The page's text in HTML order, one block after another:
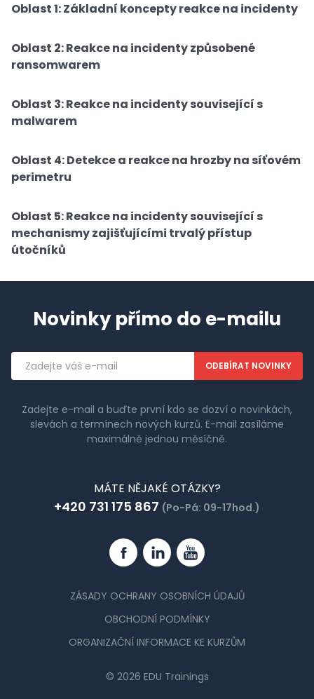
Oblast 1: Základní koncepty reakce na incidenty
Oblast 2: Reakce na incidenty způsobené
ransomwarem
Oblast 3: Reakce na incidenty související s
malwarem
Oblast 4: Detekce a reakce na hrozby na síťovém
perimetru
Oblast 5: Reakce na incidenty související s
mechanismy zajišťujícími trvalý přístup
útočníků
Novinky přímo do e-mailu
Emailová
adresa
Zadejte e-mail a buďte první kdo se dozví o novinkách,
slevách a termínech nových kurzů. E-mail zasíláme
maximálně jednou měsíčně.
MÁTE NĚJAKÉ OTÁZKY?
+420 731 175 867 (Po-Pá: 09-17hod.)
FacebookLinkedinYouTube
ZÁSADY OCHRANY OSOBNÍCH ÚDAJŮ
OBCHODNÍ PODMÍNKY
ORGANIZAČNÍ INFORMACE KE KURZŮM
© 2026 EDU Trainings